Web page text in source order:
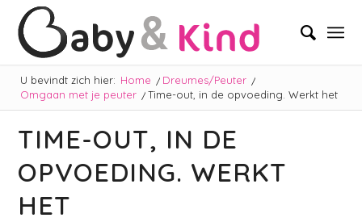
U bevindt zich hier: Home / Dreumes/Peuter /
Omgaan met je peuter / Time-out, in de opvoeding. Werkt het
TIME-OUT, IN DE
OPVOEDING. WERKT
HET